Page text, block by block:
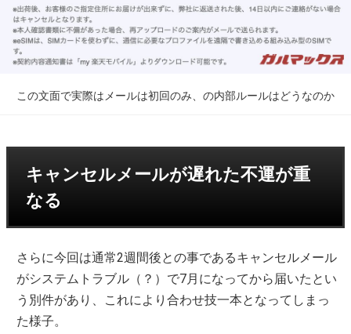
この文面で実際はメールは初回のみ、の内部ルールはどうなのか
キャンセルメールが遅れた不運が重
なる
さらに今回は通常2週間後との事であるキャンセルメール
がシステムトラブル（？）で7月になってから届いたとい
う別件があり、これにより合わせ技一本となってしまっ
た様子。